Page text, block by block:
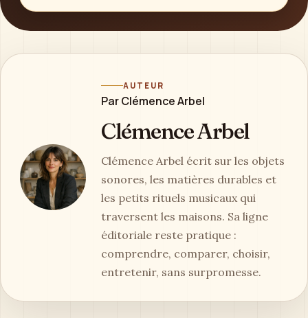
AUTEUR
Par Clémence Arbel
Clémence Arbel
Clémence Arbel écrit sur les objets
sonores, les matières durables et
les petits rituels musicaux qui
traversent les maisons. Sa ligne
éditoriale reste pratique :
comprendre, comparer, choisir,
entretenir, sans surpromesse.